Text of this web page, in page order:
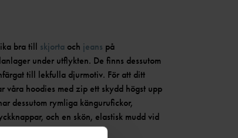
bra till skjorta och jeans på
under utflykten. De finns dessutom
till lekfulla djurmotiv. För att ditt
våra hoodies med zip ett skydd högst upp
dessutom rymliga kängurufickor,
och en skön, elastisk mudd vid